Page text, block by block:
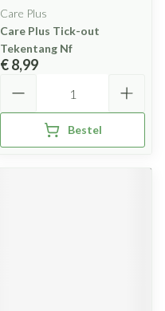
Care Plus
Care Plus Tick-out
Tekentang Nf
€ 8,99
Bestel